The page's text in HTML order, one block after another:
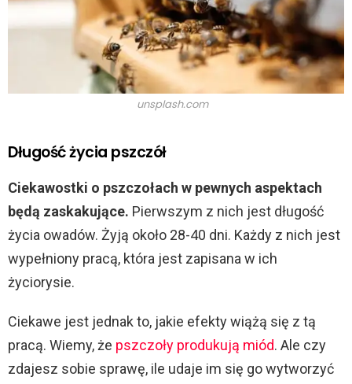
unsplash.com
Długość życia pszczół
Ciekawostki o pszczołach w pewnych aspektach
będą zaskakujące. Pierwszym z nich jest długość
życia owadów. Żyją około 28-40 dni. Każdy z nich jest
wypełniony pracą, która jest zapisana w ich
życiorysie.
Ciekawe jest jednak to, jakie efekty wiążą się z tą
pracą. Wiemy, że pszczoły produkują miód. Ale czy
zdajesz sobie sprawę, ile udaje im się go wytworzyć